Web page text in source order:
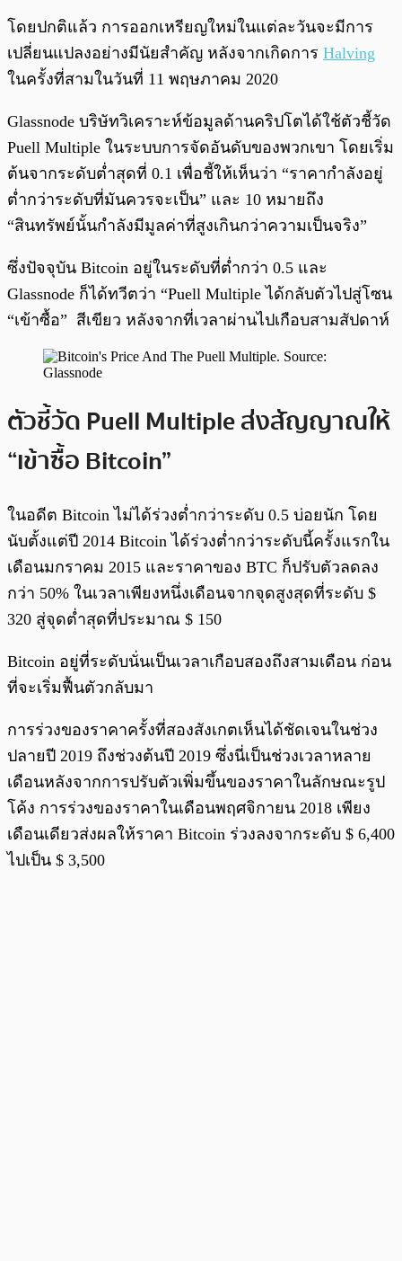
โดยปกติแล้ว การออกเหรียญใหม่ในแต่ละวันจะมีการ
เปลี่ยนแปลงอย่างมีนัยสำคัญ หลังจากเกิดการ Halving
ในครั้งที่สามในวันที่ 11 พฤษภาคม 2020
Glassnode บริษัทวิเคราะห์ข้อมูลด้านคริปโตได้ใช้ตัวชี้วัด
Puell Multiple ในระบบการจัดอันดับของพวกเขา โดยเริ่ม
ต้นจากระดับต่ำสุดที่ 0.1 เพื่อชี้ให้เห็นว่า “ราคากำลังอยู่
ต่ำกว่าระดับที่มันควรจะเป็น” และ 10 หมายถึง
“สินทรัพย์นั้นกำลังมีมูลค่าที่สูงเกินกว่าความเป็นจริง”
ซึ่งปัจจุบัน Bitcoin อยู่ในระดับที่ต่ำกว่า 0.5 และ
Glassnode ก็ได้ทวีตว่า “Puell Multiple ได้กลับตัวไปสู่โซน
“เข้าซื้อ” สีเขียว หลังจากที่เวลาผ่านไปเกือบสามสัปดาห์
ตัวชี้วัด Puell Multiple ส่งสัญญาณให้
“เข้าซื้อ Bitcoin”
ในอดีต Bitcoin ไม่ได้ร่วงต่ำกว่าระดับ 0.5 บ่อยนัก โดย
นับตั้งแต่ปี 2014 Bitcoin ได้ร่วงต่ำกว่าระดับนี้ครั้งแรกใน
เดือนมกราคม 2015 และราคาของ BTC ก็ปรับตัวลดลง
กว่า 50% ในเวลาเพียงหนึ่งเดือนจากจุดสูงสุดที่ระดับ $
320 สู่จุดต่ำสุดที่ประมาณ $ 150
Bitcoin อยู่ที่ระดับนั่นเป็นเวลาเกือบสองถึงสามเดือน ก่อน
ที่จะเริ่มฟื้นตัวกลับมา
การร่วงของราคาครั้งที่สองสังเกตเห็นได้ชัดเจนในช่วง
ปลายปี 2019 ถึงช่วงต้นปี 2019 ซึ่งนี่เป็นช่วงเวลาหลาย
เดือนหลังจากการปรับตัวเพิ่มขึ้นของราคาในลักษณะรูป
โค้ง การร่วงของราคาในเดือนพฤศจิกายน 2018 เพียง
เดือนเดียวส่งผลให้ราคา Bitcoin ร่วงลงจากระดับ $ 6,400
ไปเป็น $ 3,500